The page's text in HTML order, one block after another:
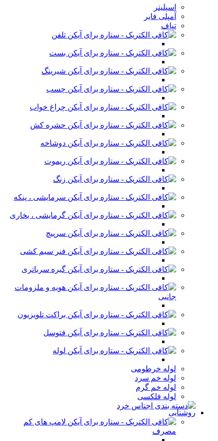
اسپلیتر
آمپلی فایر
تپاف
تلفن
بست
شیرینگ
چسب
چراغ خواب
حشره کش
دوشاخه
ریموت
زنگ
سرمایشی ، پنکه
گرمایشی ، بخاری
سرپیچ
فنر سیم کشی
گیره سرباتری
هویه و ملزومات
جانبی
براکت تلویزیون
فتوسل
لوله
لوله خرطومی
لوله خم سرد
لوله خم گرم
لوله فلکسی
روشنایی
لامپ های کم
مصرف